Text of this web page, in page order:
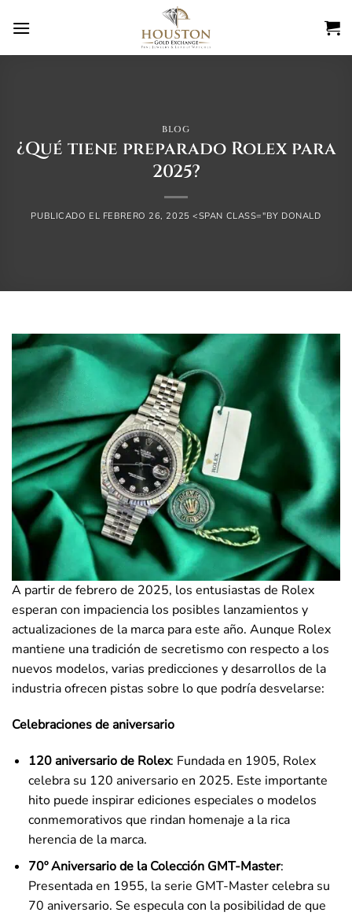
BLOG
¿Qué tiene preparado Rolex para
2025?
PUBLICADO EL FEBRERO 26, 2025 <SPAN CLASS="BY DONALD
A partir de febrero de 2025, los entusiastas de Rolex
esperan con impaciencia los posibles lanzamientos y
actualizaciones de la marca para este año. Aunque Rolex
mantiene una tradición de secretismo con respecto a los
nuevos modelos, varias predicciones y desarrollos de la
industria ofrecen pistas sobre lo que podría desvelarse:
Celebraciones de aniversario
120 aniversario de Rolex: Fundada en 1905, Rolex
celebra su 120 aniversario en 2025. Este importante
hito puede inspirar ediciones especiales o modelos
conmemorativos que rindan homenaje a la rica
herencia de la marca.
70º Aniversario de la Colección GMT-Master:
Presentada en 1955, la serie GMT-Master celebra su
70 aniversario. Se especula con la posibilidad de que